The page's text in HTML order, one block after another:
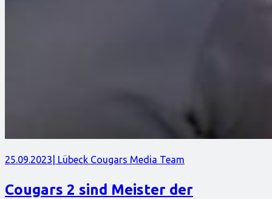
25.09.2023 | Lübeck Cougars Media Team
Cougars 2 sind Meister der